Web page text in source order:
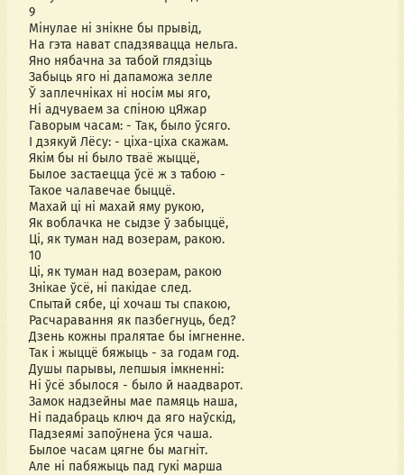
9
Мінулае ні знікне бы прывід,
На гэта нават спадзявацца нельга.
Яно нябачна за табой глядзіць
Забыць яго ні дапаможа зелле
Ў заплечніках ні носім мы яго,
Ні адчуваем за спіною цЯжар
Гаворым часам: - Так, было ўсяго.
І дзякуй Лёсу: - ціха-ціха скажам.
Якім бы ні было тваё жыццё,
Былое застаецца ўсё ж з табою -
Такое чалавечае быццё.
Махай ці ні махай яму рукою,
Як воблачка не сыдзе ў забыццё,
Ці, як туман над возерам, ракою.
10
Ці, як туман над возерам, ракою
Знікае ўсё, ні пакідае след.
Спытай сябе, ці хочаш ты спакою,
Расчаравання як пазбегнуць, бед?
Дзень кожны пралятае бы імгненне.
Так і жыццё бяжыць - за годам год.
Душы парывы, лепшыя імкненні:
Ні ўсё збылося - было й наадварот.
Замок надзейны мае памяць наша,
Ні падабраць ключ да яго наўскід,
Падзеямі запоўнена ўся чаша.
Былое часам цягне бы магніт.
Але ні пабяжыць пад гукі марша